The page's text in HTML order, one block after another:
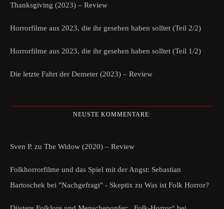
Thanksgiving (2023) – Review
Horrorfilme aus 2023, die ihr gesehen haben solltet (Teil 2/2)
Horrorfilme aus 2023, die ihr gesehen haben solltet (Teil 1/2)
Die letzte Fahrt der Demeter (2023) – Review
NEUSTE KOMMENTARE:
Sven P. zu The Widow (2020) – Review
Folkhorrorfilme und das Spiel mit der Angst: Sebastian
Bartoschek bei "Nachgefragt" - Skeptix zu Was ist Folk Horror?